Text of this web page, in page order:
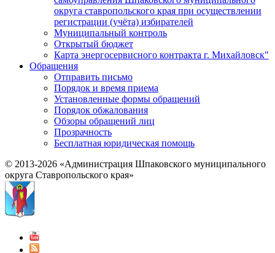
округа ставропольского края при осуществлении
регистрации (учёта) избирателей
Муниципальный контроль
Открытый бюджет
Карта энергосервисного контракта г. Михайловск"
Обращения
Отправить письмо
Порядок и время приема
Установленные формы обращений
Порядок обжалования
Обзоры обращений лиц
Прозрачность
Бесплатная юридическая помощь
© 2013-2026 «Администрация Шпаковского муниципального
округа Ставропольского края»